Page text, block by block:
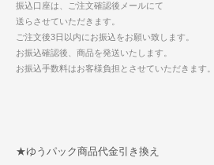
振込口座は、ご注文確認後メールにて
送らさせていただきます。
ご注文後3日以内にお振込をお願い致します。
お振込確認後、商品を発送いたします。
お振込手数料はお客様負担とさせていただきます。
★ゆうパック商品代金引き換え